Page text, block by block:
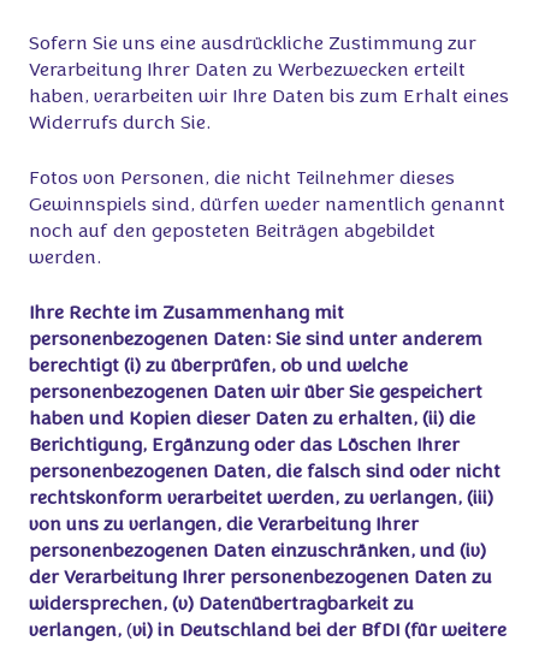
Sofern Sie uns eine ausdrückliche Zustimmung zur
Verarbeitung Ihrer Daten zu Werbezwecken erteilt
haben, verarbeiten wir Ihre Daten bis zum Erhalt eines
Widerrufs durch Sie.
Fotos von Personen, die nicht Teilnehmer dieses
Gewinnspiels sind, dürfen weder namentlich genannt
noch auf den geposteten Beiträgen abgebildet
werden.
Ihre Rechte im Zusammenhang mit
personenbezogenen Daten: Sie sind unter anderem
berechtigt (i) zu überprüfen, ob und welche
personenbezogenen Daten wir über Sie gespeichert
haben und Kopien dieser Daten zu erhalten, (ii) die
Berichtigung, Ergänzung oder das Löschen Ihrer
personenbezogenen Daten, die falsch sind oder nicht
rechtskonform verarbeitet werden, zu verlangen, (iii)
von uns zu verlangen, die Verarbeitung Ihrer
personenbezogenen Daten einzuschränken, und (iv)
der Verarbeitung Ihrer personenbezogenen Daten zu
widersprechen, (v) Datenübertragbarkeit zu
verlangen, (vi) in Deutschland bei der BfDI (für weitere